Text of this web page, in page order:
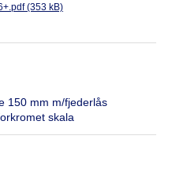
(353 kB)
150 mm m/fjederlås
skala